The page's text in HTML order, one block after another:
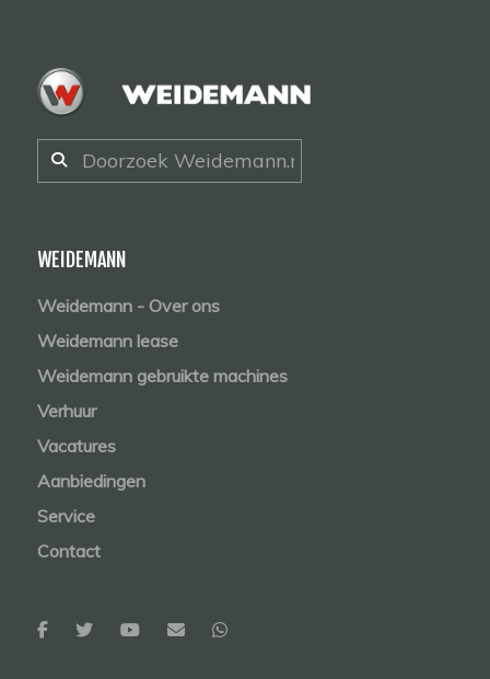
WEIDEMANN
Weidemann - Over ons
Weidemann lease
Weidemann gebruikte machines
Verhuur
Vacatures
Aanbiedingen
Service
Contact